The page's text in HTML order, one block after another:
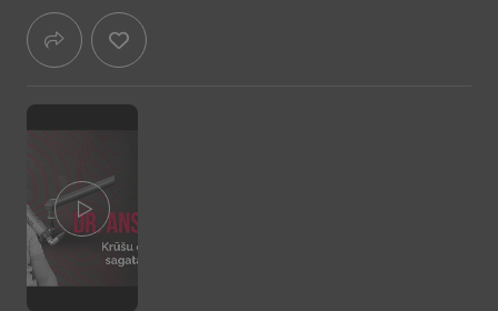
smagas fiziskas piepūles un spiediena sajūta, kas
līdzīga sajūtām ko sievietes piedzīvo menstruāla cikla
laikā. Aktīvi sportot var atsākt aptuveni pēc mēneša.